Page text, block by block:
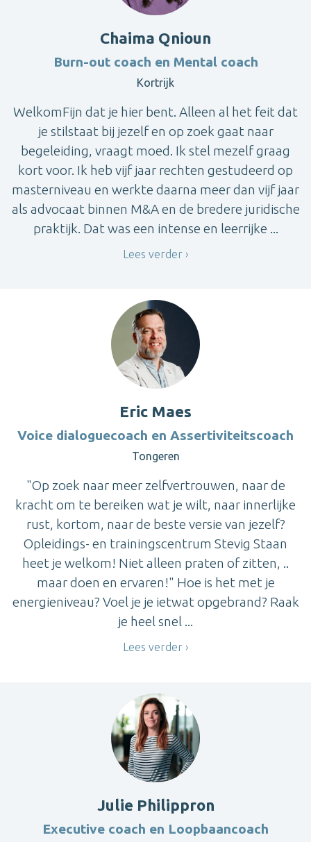
Chaima Qnioun
Burn-out coach en Mental coach
Kortrijk
WelkomFijn dat je hier bent. Alleen al het feit dat
je stilstaat bij jezelf en op zoek gaat naar
begeleiding, vraagt moed. Ik stel mezelf graag
kort voor. Ik heb vijf jaar rechten gestudeerd op
masterniveau en werkte daarna meer dan vijf jaar
als advocaat binnen M&A en de bredere juridische
praktijk. Dat was een intense en leerrijke ...
Lees verder
Eric Maes
Voice dialoguecoach en Assertiviteitscoach
Tongeren
"Op zoek naar meer zelfvertrouwen, naar de
kracht om te bereiken wat je wilt, naar innerlijke
rust, kortom, naar de beste versie van jezelf?
Opleidings- en trainingscentrum Stevig Staan
heet je welkom! Niet alleen praten of zitten, ..
maar doen en ervaren!" Hoe is het met je
energieniveau? Voel je je ietwat opgebrand? Raak
je heel snel ...
Lees verder
Julie Philippron
Executive coach en Loopbaancoach